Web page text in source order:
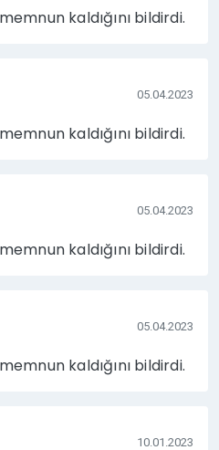
kaldığını bildirdi.
05.04.2023
kaldığını bildirdi.
05.04.2023
kaldığını bildirdi.
05.04.2023
kaldığını bildirdi.
10.01.2023